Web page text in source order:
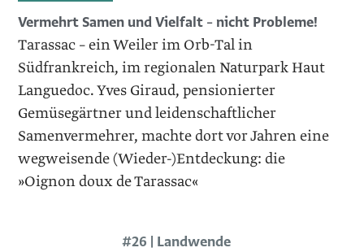
Vermehrt Samen und Vielfalt – nicht Probleme!
Tarassac – ein Weiler im Orb-Tal in
Südfrankreich, im regionalen Naturpark Haut
Languedoc. Yves Giraud, pensionierter
Gemüsegärtner und leidenschaftlicher
Samenvermehrer, machte dort vor Jahren eine
wegweisende (Wieder-)Entdeckung: die
»Oignon doux de Tarassac«
#26 | Landwende